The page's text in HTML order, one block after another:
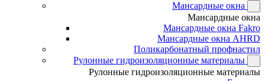
Мансардные окна
Мансардные окна
Мансардные окна Fakro
Мансардные окна AHRD
Поликарбонатный профнастил
Рулонные гидроизоляционные материалы
Рулонные гидроизоляционные материалы